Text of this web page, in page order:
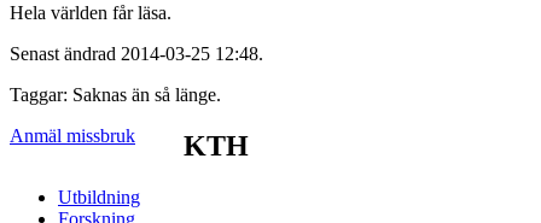
Hela världen får läsa.
Senast ändrad 2014-03-25 12:48.
Taggar: Saknas än så länge.
Anmäl missbruk
KTH
Utbildning